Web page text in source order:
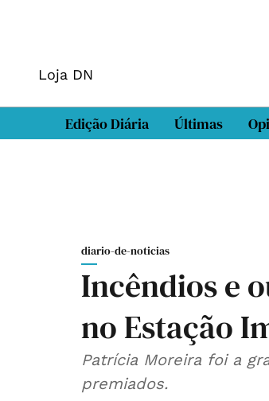
Loja DN
Edição Diária Últimas
diario-de-noticias
Incêndios e
no Estação
Patrícia Moreira foi a
premiados.